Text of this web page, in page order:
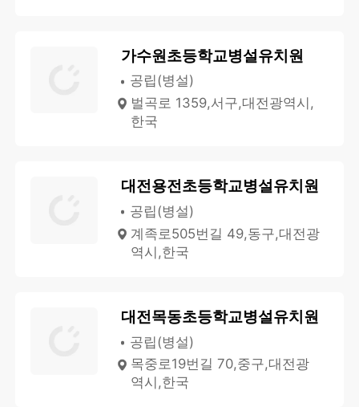
가수원초등학교병설유치원
공립(병설)
벌곡로 1359,서구,대전광역시,
한국
대전용전초등학교병설유치원
공립(병설)
계족로505번길 49,동구,대전광
역시,한국
대전목동초등학교병설유치원
공립(병설)
목중로19번길 70,중구,대전광
역시,한국